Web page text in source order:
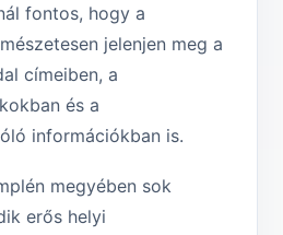
fontos, hogy a
jelenjen meg a
címeiben, a
és a
információkban is.
megyében sok
erős helyi